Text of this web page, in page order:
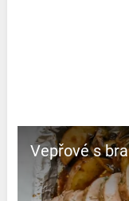
Vepřové s